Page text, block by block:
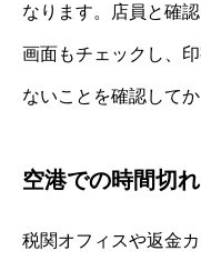
なります。店員と確
画面もチェックし、
ないことを確認して
空港での時間切
税関オフィスや返金